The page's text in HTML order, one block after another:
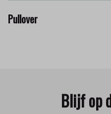
Pullover
Blijf op